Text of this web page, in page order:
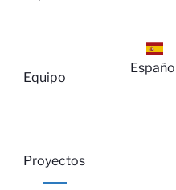
Equipo
Proyectos